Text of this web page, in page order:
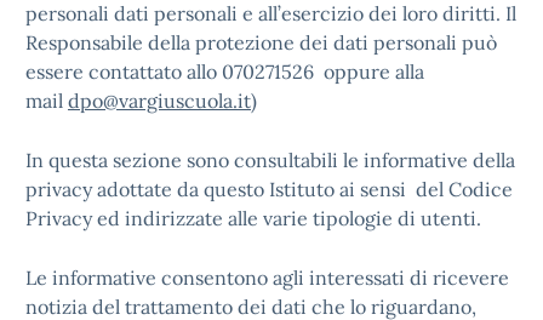
personali dati personali e all’esercizio dei loro diritti. Il
Responsabile della protezione dei dati personali può
essere contattato allo 070271526 oppure alla
mail dpo@vargiuscuola.it)
In questa sezione sono consultabili le informative della
privacy adottate da questo Istituto ai sensi del Codice
Privacy ed indirizzate alle varie tipologie di utenti.
Le informative consentono agli interessati di ricevere
notizia del trattamento dei dati che lo riguardano,